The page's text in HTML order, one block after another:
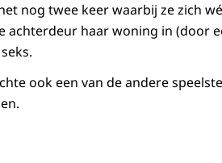
nog twee keer waarbij ze zich
achterdeur haar woning in (door
ook een van de andere